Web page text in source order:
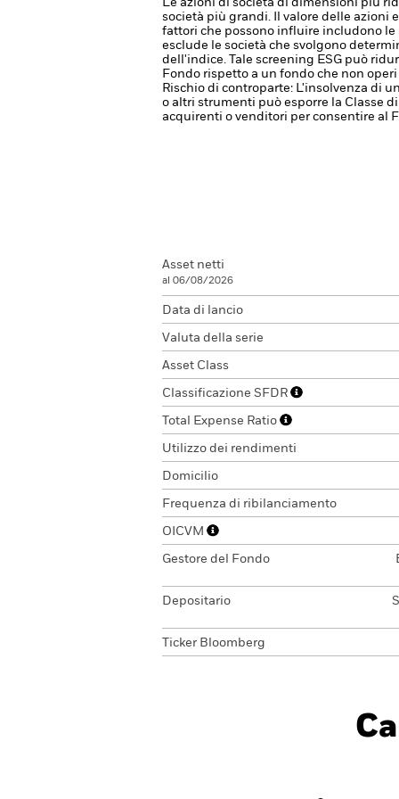
Le azioni di società di dimensioni più
società più grandi.
Il valore delle
fattori che possono influire includono
esclude le società che svolgono
dell'indice. Tale screening ESG può
Fondo rispetto a un fondo che non
Rischio di controparte: L'insolvenza di
o altri strumenti può esporre la Classe
acquirenti o venditori per consentire al
Asset netti
al 06/08/2026
Data di lancio
Valuta della serie
Asset Class
Classificazione SFDR
Total Expense Ratio
Utilizzo dei rendimenti
Domicilio
Frequenza di ribilanciamento
OICVM
Gestore del Fondo
Depositario
Ticker Bloomberg